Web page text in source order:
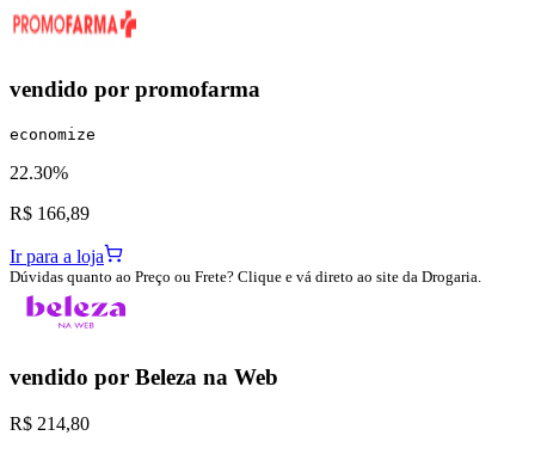
vendido por promofarma
economize
22.30%
R$ 166,89
Ir para a loja
Dúvidas quanto ao Preço ou Frete? Clique e vá direto ao site da Drogaria.
vendido por Beleza na Web
R$ 214,80